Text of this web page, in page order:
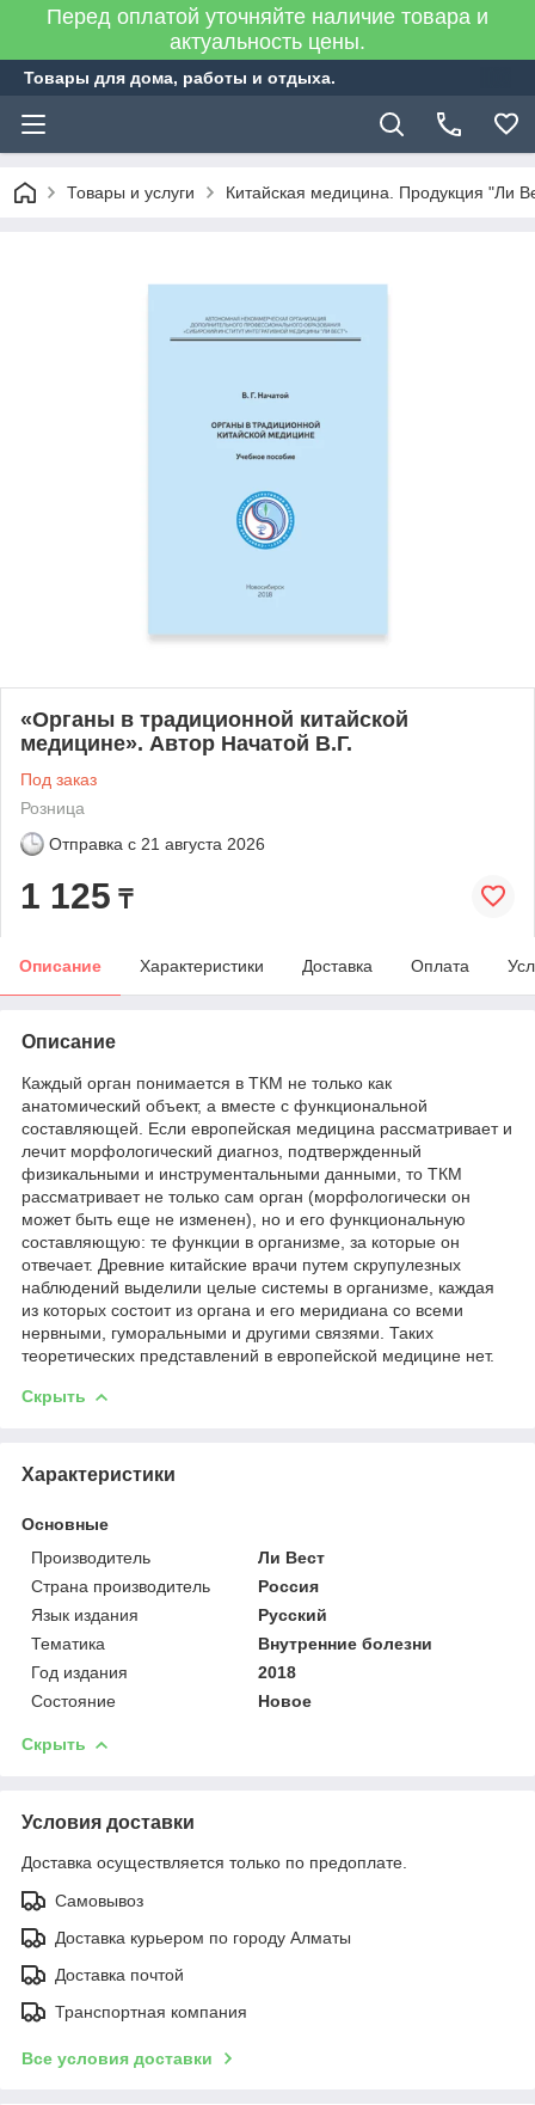
Перед оплатой уточняйте наличие товара и
актуальность цены.
Товары для дома, работы и отдыха.
Товары и услуги Китайская медицина. Продукция "Ли
«Органы в традиционной китайской
медицине». Автор Начатой В.Г.
Под заказ
Розница
Отправка с 21 августа 2026
1 125 ₸
Описание Характеристики Доставка Оплата
Описание
Каждый орган понимается в ТКМ не только как
анатомический объект, а вместе с функциональной
составляющей. Если европейская медицина рассматривает и
лечит морфологический диагноз, подтвержденный
физикальными и инструментальными данными, то ТКМ
рассматривает не только сам орган (морфологически он
может быть еще не изменен), но и его функциональную
составляющую: те функции в организме, за которые он
отвечает. Древние китайские врачи путем скрупулезных
наблюдений выделили целые системы в организме, каждая
из которых состоит из органа и его меридиана со всеми
нервными, гуморальными и другими связями. Таких
теоретических представлений в европейской медицине нет.
Скрыть
Характеристики
Основные
Производитель
Ли Вест
Страна производитель
Россия
Язык издания
Русский
Тематика
Внутренние болезни
Год издания
2018
Состояние
Новое
Скрыть
Условия доставки
Доставка осуществляется только по предоплате.
Самовывоз
Доставка курьером по городу Алматы
Доставка почтой
Транспортная компания
Все условия доставки